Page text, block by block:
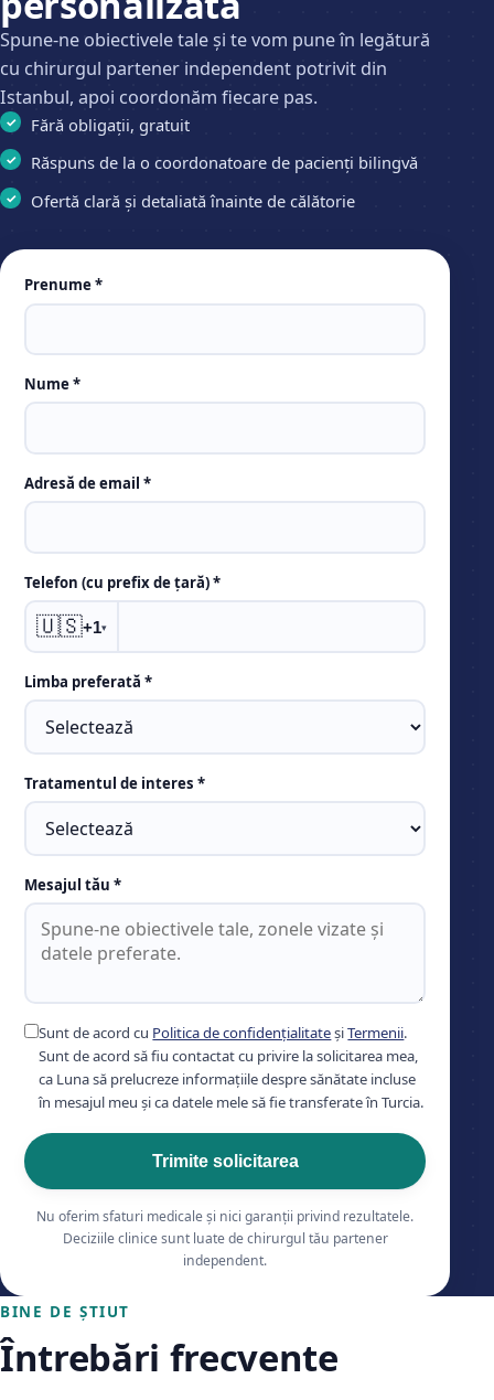
Spune-ne obiectivele tale și te vom pune în legătură
cu chirurgul partener independent potrivit din
Istanbul, apoi coordonăm fiecare pas.
Fără obligații, gratuit
Răspuns de la o coordonatoare de pacienți bilingvă
Ofertă clară și detaliată înainte de călătorie
Leave
this
field
empty
Prenume *
Nume *
Adresă de email *
Telefon (cu prefix de țară) *
🇺🇸+1▾
Limba preferată *
Tratamentul de interes *
Mesajul tău *
Sunt de acord cu Politica de confidențialitateșiTermenii.
Sunt de acord să fiu contactat cu privire la solicitarea mea,
ca Luna să prelucreze informațiile despre sănătate incluse
în mesajul meu și ca datele mele să fie transferate în Turcia.
Trimite solicitarea
Nu oferim sfaturi medicale și nici garanții privind rezultatele.
Deciziile clinice sunt luate de chirurgul tău partener
independent.
BINE DE ȘTIUT
Întrebări frecvente